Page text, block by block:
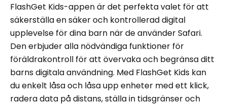
FlashGet Kids-appen är det perfekta valet för att
säkerställa en säker och kontrollerad digital
upplevelse för dina barn när de använder Safari.
Den erbjuder alla nödvändiga funktioner för
föräldrakontroll för att övervaka och begränsa ditt
barns digitala användning. Med FlashGet Kids kan
du enkelt låsa och låsa upp enheter med ett klick,
radera data på distans, ställa in tidsgränser och